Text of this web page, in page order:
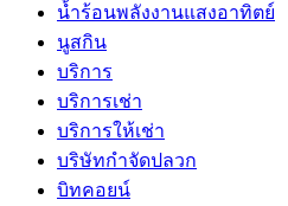
น้ำร้อนพลังงานแสงอาทิตย์
นูสกิน
บริการ
บริการเช่า
บริการให้เช่า
บริษัทกำจัดปลวก
บิทคอยน์